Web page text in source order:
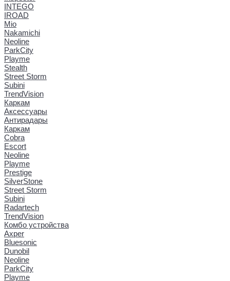
INTEGO
IROAD
Mio
Nakamichi
Neoline
ParkCity
Playme
Stealth
Street Storm
Subini
TrendVision
Каркам
Аксессуары
Антирадары
Каркам
Cobra
Escort
Neoline
Playme
Prestige
SilverStone
Street Storm
Subini
Radartech
TrendVision
Комбо устройства
Axper
Bluesonic
Dunobil
Neoline
ParkCity
Playme